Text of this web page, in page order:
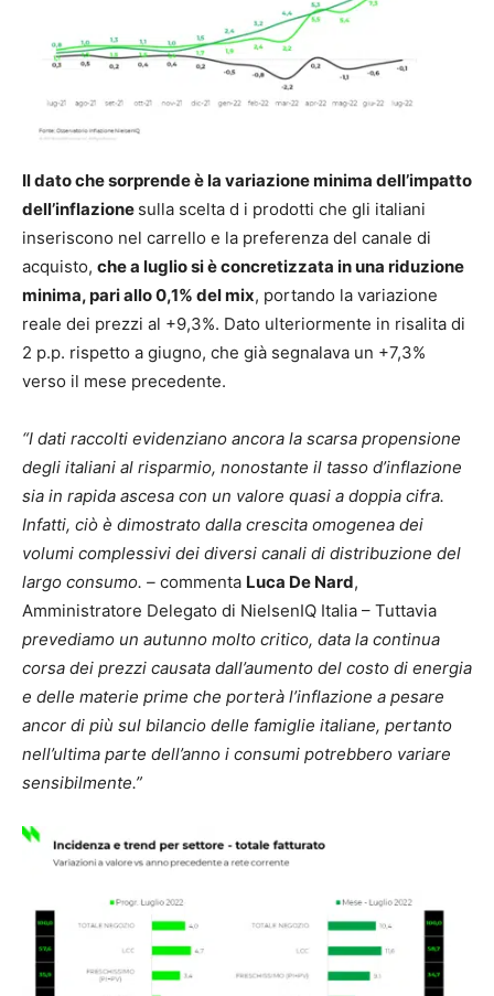
Il dato che sorprende è la variazione minima dell’impatto
dell’inflazione sulla scelta d i prodotti che gli italiani
inseriscono nel carrello e la preferenza del canale di
acquisto, che a luglio si è concretizzata in una riduzione
minima, pari allo 0,1% del mix, portando la variazione
reale dei prezzi al +9,3%. Dato ulteriormente in risalita di
2 p.p. rispetto a giugno, che già segnalava un +7,3%
verso il mese precedente.
“I dati raccolti evidenziano ancora la scarsa propensione
degli italiani al risparmio, nonostante il tasso d’inflazione
sia in rapida ascesa con un valore quasi a doppia cifra.
Infatti, ciò è dimostrato dalla crescita omogenea dei
volumi complessivi dei diversi canali di distribuzione del
largo consumo. – commenta Luca De Nard,
Amministratore Delegato di NielsenIQ Italia – Tuttavia
prevediamo un autunno molto critico, data la continua
corsa dei prezzi causata dall’aumento del costo di energia
e delle materie prime che porterà l’inflazione a pesare
ancor di più sul bilancio delle famiglie italiane, pertanto
nell’ultima parte dell’anno i consumi potrebbero variare
sensibilmente.”